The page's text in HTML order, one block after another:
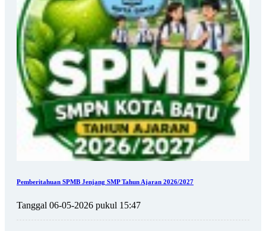
Pemberitahuan SPMB Jenjang SMP Tahun Ajaran 2026/2027
Tanggal 06-05-2026 pukul 15:47